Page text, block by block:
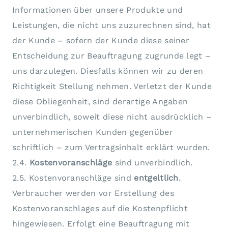
Informationen über unsere Produkte und
Leistungen, die nicht uns zuzurechnen sind, hat
der Kunde – sofern der Kunde diese seiner
Entscheidung zur Beauftragung zugrunde legt –
uns darzulegen. Diesfalls können wir zu deren
Richtigkeit Stellung nehmen. Verletzt der Kunde
diese Obliegenheit, sind derartige Angaben
unverbindlich, soweit diese nicht ausdrücklich –
unternehmerischen Kunden gegenüber
schriftlich – zum Vertragsinhalt erklärt wurden.
2.4. Kostenvoranschläge sind unverbindlich.
2.5. Kostenvoranschläge sind entgeltlich.
Verbraucher werden vor Erstellung des
Kostenvoranschlages auf die Kostenpflicht
hingewiesen. Erfolgt eine Beauftragung mit